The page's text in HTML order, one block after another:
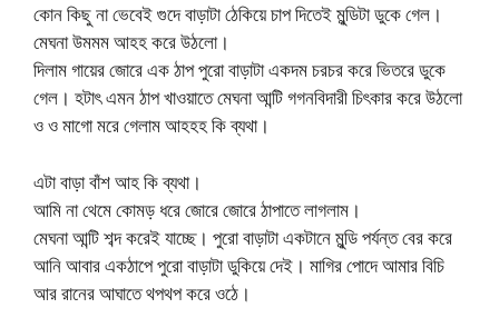
কোন কিছু না ভেবেই গুদে বাড়াটা ঠেকিয়ে চাপ দিতেই মুন্ডিটা ডুকে গেল।
মেঘনা উমমম আহহ করে উঠলো।
দিলাম গায়ের জোরে এক ঠাপ পুরো বাড়াটা একদম চরচর করে ভিতরে ডুকে
গেল। হটাৎ এমন ঠাপ খাওয়াতে মেঘনা আন্টি গগনবিদারী চিৎকার করে উঠলো
ও ও মাগো মরে গেলাম আহহহ কি ব্যথা।
এটা বাড়া বাঁশ আহ কি ব্যথা।
আমি না থেমে কোমড় ধরে জোরে জোরে ঠাপাতে লাগলাম।
মেঘনা আন্টি শব্দ করেই যাচ্ছে। পুরো বাড়াটা একটানে মুন্ডি পর্যন্ত বের করে
আনি আবার একঠাপে পুরো বাড়াটা ডুকিয়ে দেই। মাগির পোদে আমার বিচি
আর রানের আঘাতে থপথপ করে ওঠে।